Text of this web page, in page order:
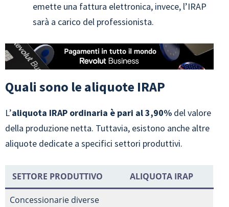
emette una fattura elettronica, invece, l’IRAP
sarà a carico del professionista.
Quali sono le aliquote IRAP
L’aliquota IRAP ordinaria è pari al3,90% del valore
della produzione netta. Tuttavia, esistono anche altre
aliquote dedicate a specifici settori produttivi.
SETTORE PRODUTTIVO ALIQUOTA IRAP
Concessionarie diverse